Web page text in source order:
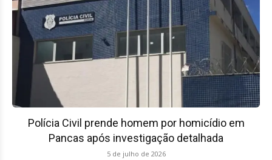
Polícia Civil prende homem por homicídio em
Pancas após investigação detalhada
5 de julho de 2026